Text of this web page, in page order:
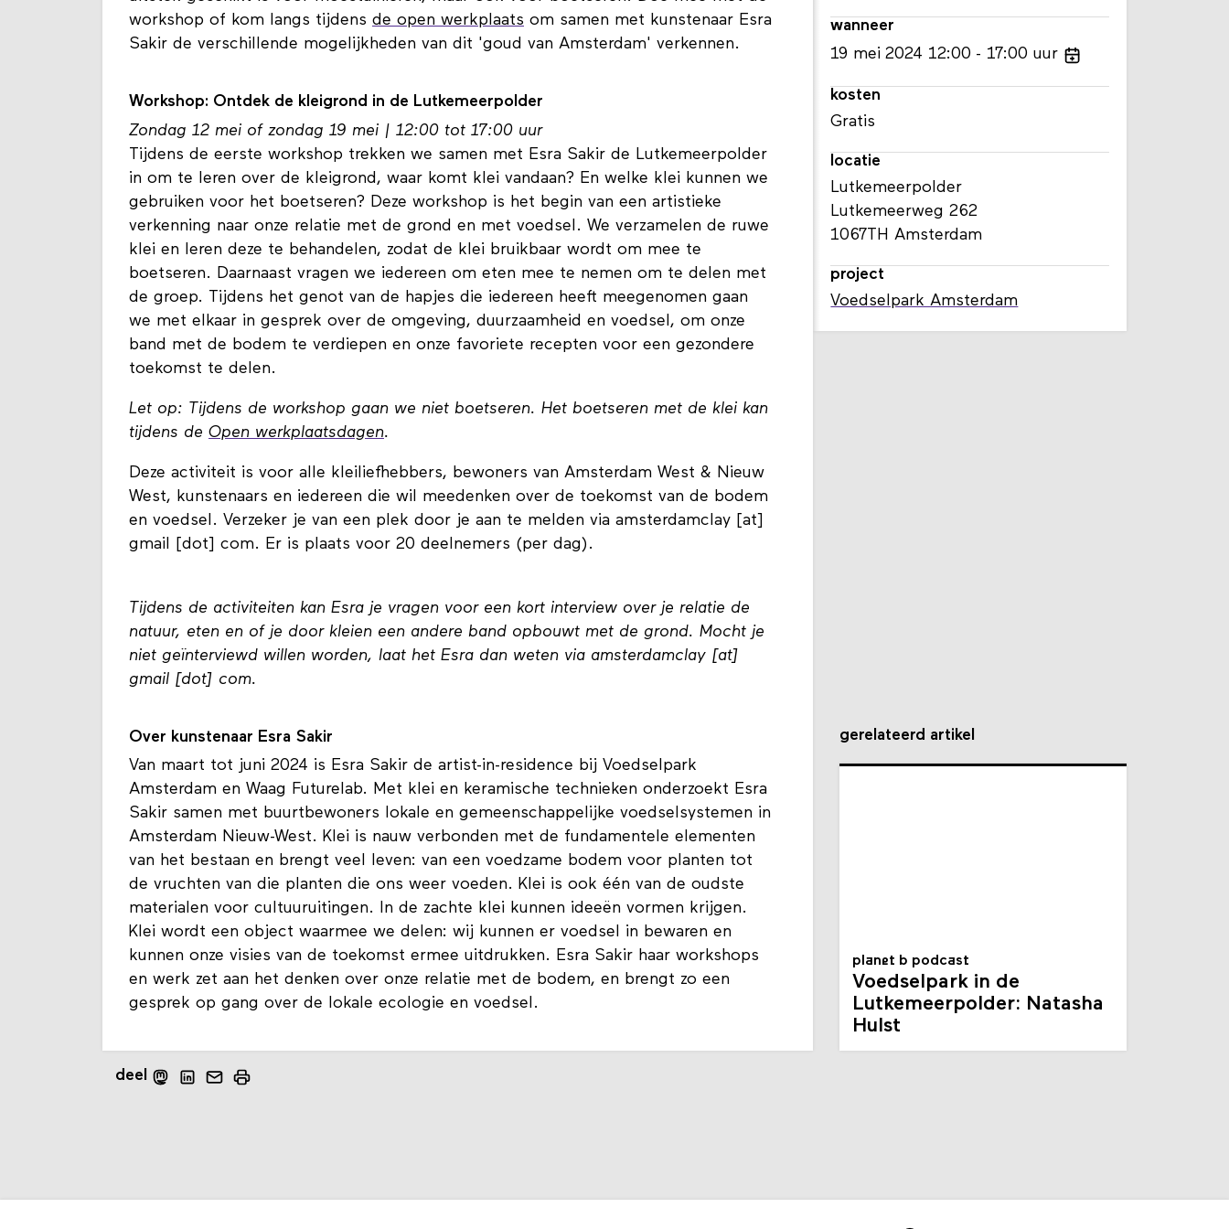
workshop of kom langs tijdens de open werkplaats om samen met kunstenaar Esra
Sakir de verschillende mogelijkheden van dit 'goud van Amsterdam' verkennen.
Workshop: Ontdek de kleigrond in de Lutkemeerpolder
Zondag 12 mei of zondag 19 mei | 12:00 tot 17:00 uur
Tijdens de eerste workshop trekken we samen met Esra Sakir de Lutkemeerpolder
in om te leren over de kleigrond, waar komt klei vandaan? En welke klei kunnen we
gebruiken voor het boetseren? Deze workshop is het begin van een artistieke
verkenning naar onze relatie met de grond en met voedsel. We verzamelen de ruwe
klei en leren deze te behandelen, zodat de klei bruikbaar wordt om mee te
boetseren. Daarnaast vragen we iedereen om eten mee te nemen om te delen met
de groep. Tijdens het genot van de hapjes die iedereen heeft meegenomen gaan
we met elkaar in gesprek over de omgeving, duurzaamheid en voedsel, om onze
band met de bodem te verdiepen en onze favoriete recepten voor een gezondere
toekomst te delen.
Let op: Tijdens de workshop gaan we niet boetseren. Het boetseren met de klei kan
tijdens de Open werkplaatsdagen.
Deze activiteit is voor alle kleiliefhebbers, bewoners van Amsterdam West & Nieuw
West, kunstenaars en iedereen die wil meedenken over de toekomst van de bodem
en voedsel. Verzeker je van een plek door je aan te melden via amsterdamclay [at]
gmail [dot] com. Er is plaats voor 20 deelnemers (per dag).
Tijdens de activiteiten kan Esra je vragen voor een kort interview over je relatie de
natuur, eten en of je door kleien een andere band opbouwt met de grond. Mocht je
niet geïnterviewd willen worden, laat het Esra dan weten via amsterdamclay [at]
gmail [dot] com.
Over kunstenaar Esra Sakir
Van maart tot juni 2024 is Esra Sakir de artist-in-residence bij Voedselpark
Amsterdam en Waag Futurelab. Met klei en keramische technieken onderzoekt Esra
Sakir samen met buurtbewoners lokale en gemeenschappelijke voedselsystemen in
Amsterdam Nieuw-West. Klei is nauw verbonden met de fundamentele elementen
van het bestaan en brengt veel leven: van een voedzame bodem voor planten tot
de vruchten van die planten die ons weer voeden. Klei is ook één van de oudste
materialen voor cultuuruitingen. In de zachte klei kunnen ideeën vormen krijgen.
Klei wordt een object waarmee we delen: wij kunnen er voedsel in bewaren en
kunnen onze visies van de toekomst ermee uitdrukken. Esra Sakir haar workshops
en werk zet aan het denken over onze relatie met de bodem, en brengt zo een
gesprek op gang over de lokale ecologie en voedsel.
wanneer
19 mei 2024 12:00 17:00 uur
kosten
Gratis
locatie
Lutkemeerpolder
Lutkemeerweg 262
1067TH Amsterdam
project
Voedselpark Amsterdam
deel
gerelateerd artikel
planet b podcast
Voedselpark in de
Lutkemeerpolder: Natasha
Hulst